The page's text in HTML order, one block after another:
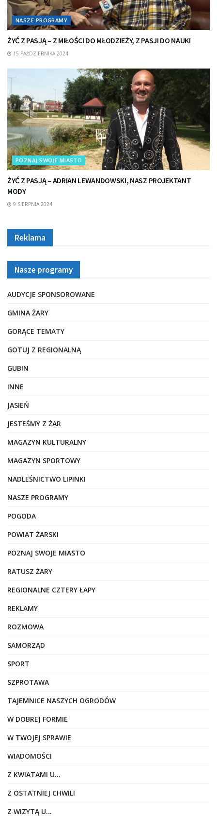
NASZE PROGRAMY
ŻYĆ Z PASJĄ – Z MIŁOŚCI DO MŁODZIEŻY, Z PASJI DO NAUKI
15 PAŹDZIERNIKA 2024
POZNAJ SWOJE MIASTO
ŻYĆ Z PASJĄ – ADRIAN LEWANDOWSKI, NASZ PROJEKTANT
MODY
9 SIERPNIA 2024
Reklama
Nasze programy
AUDYCJE SPONSOROWANE
GMINA ŻARY
GORĄCE TEMATY
GOTUJ Z REGIONALNĄ
GUBIN
INNE
JASIEŃ
JESTEŚMY Z ŻAR
MAGAZYN KULTURALNY
MAGAZYN SPORTOWY
NADLEŚNICTWO LIPINKI
NASZE PROGRAMY
POGODA
POWIAT ŻARSKI
POZNAJ SWOJE MIASTO
RATUSZ ŻARY
REGIONALNE CZTERY ŁAPY
REKLAMY
ROZMOWA
SAMORZĄD
SPORT
SZPROTAWA
TAJEMNICE NASZYCH OGRODÓW
W DOBREJ FORMIE
W TWOJEJ SPRAWIE
WIADOMOŚCI
Z KWIATAMI U…
Z OSTATNIEJ CHWILI
Z WIZYTĄ U…